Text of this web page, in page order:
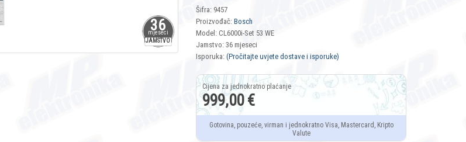
36
mjeseci
JAMSTVO
Šifra: 9457
Proizvođač: Bosch
Model: CL6000i-Set 53 WE
Jamstvo: 36 mjeseci
Isporuka: (Pročitajte uvjete dostave i isporuke)
999,00 €
Gotovina, pouzeće, virman i jednokratno Visa, Mastercard, Kripto
Valute